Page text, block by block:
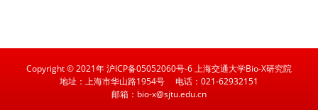
Copyright © 2021年 沪ICP备05052060号-6 上海交通大学Bio-X研究院
地址：上海市华山路1954号
电话：021-62932151
邮箱：bio-x@sjtu.edu.cn